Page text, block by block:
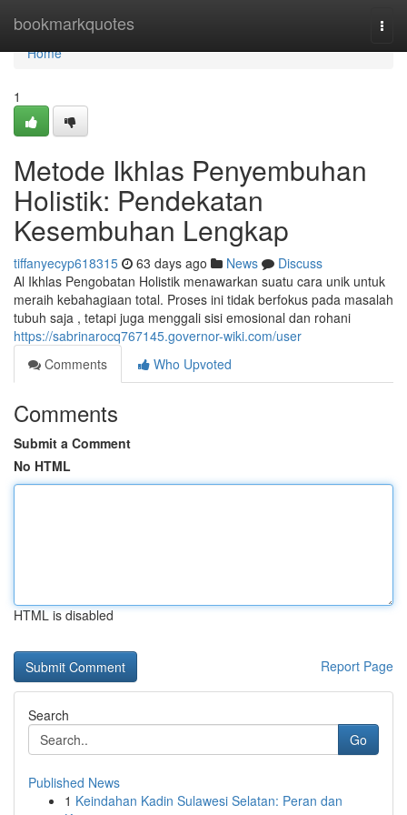
bookmarkquotes
Home
Home
1
Metode Ikhlas Penyembuhan
Holistik: Pendekatan
Kesembuhan Lengkap
tiffanyecyp618315 63 days ago News
Discuss
Al Ikhlas Pengobatan Holistik menawarkan suatu cara unik untuk
meraih kebahagiaan total. Proses ini tidak berfokus pada masalah
tubuh saja , tetapi juga menggali sisi emosional dan rohani
https://sabrinarocq767145.governor-wiki.com/user
Comments
Who Upvoted
Comments
Submit a Comment
No HTML
HTML is disabled
Report Page
Search
Go
Published News
1 Keindahan Kadin Sulawesi Selatan: Peran dan